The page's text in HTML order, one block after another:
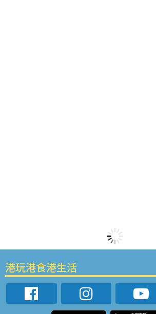
港玩港食港生活